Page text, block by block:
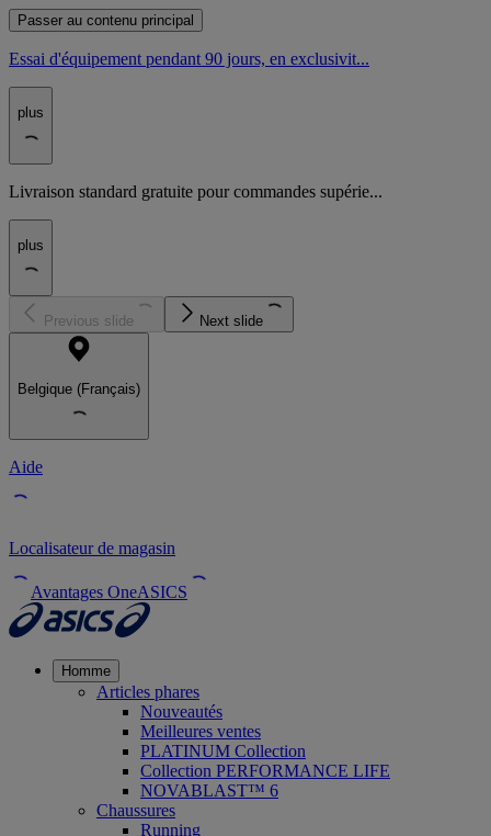
Passer au contenu principal
Essai d'équipement pendant 90 jours, en exclusivit...
plus
Livraison standard gratuite pour commandes supérie...
plus
Previous slide Next slide
Belgique (Français)
Aide
Localisateur de magasin
Avantages OneASICS
Homme
Articles phares
Nouveautés
Meilleures ventes
PLATINUM Collection
Collection PERFORMANCE LIFE
NOVABLAST™ 6
Chaussures
Running